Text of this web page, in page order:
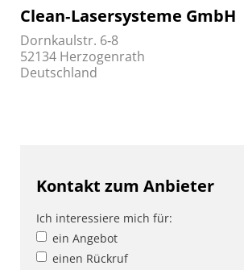
Clean‑Lasersysteme GmbH
Dornkaulstr. 6‑8
52134 Herzogenrath
Deutschland
Kontakt zum Anbieter
Ich interessiere mich für:
ein Angebot
einen Rückruf